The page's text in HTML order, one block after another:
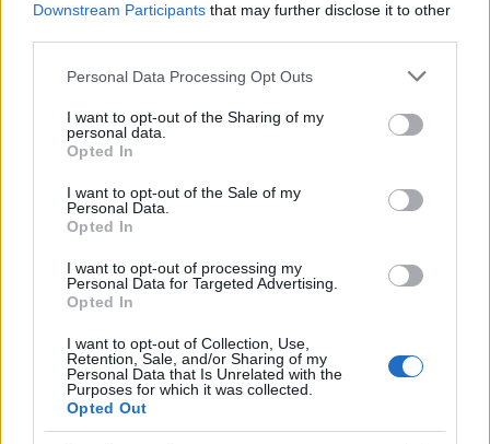
Downstream Participants that may further disclose it to other
Please note that this website/app uses one or more Google
not limited to your visit or usage behaviour. You may click to
grant or deny consent to Google and its third-party tags to
use your data for below specified purposes in below Google
consent section.
Personal Data Processing Opt Outs
I want to opt-out of the Sharing of my
personal data.
Opted In
I want to opt-out of the Sale of my
Personal Data.
Opted In
I want to opt-out of processing my
Personal Data for Targeted Advertising.
Opted In
I want to opt-out of Collection, Use,
Retention, Sale, and/or Sharing of my
Personal Data that Is Unrelated with the
Purposes for which it was collected.
Opted Out
Cómo elegir una carrera STEAM: perfiles
emergentes y competencias clave
Descubre cómo elegir la mejor opción en STEAM:…
CIENCIA Y TECNOLOGÍA